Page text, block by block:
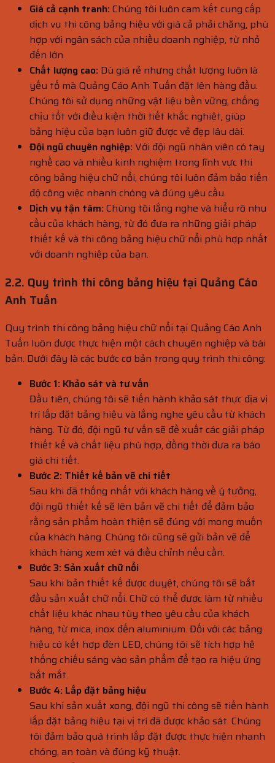
Giá cả cạnh tranh:Chúng tôi luôn cam kết cung cấp
dịch vụ thi công bảng hiệu với giá cả phải chăng, phù
hợp với ngân sách của nhiều doanh nghiệp, từ nhỏ
đến lớn.
Chất lượng cao: Dù giá rẻ nhưng chất lượng luôn là
yếu tố mà Quảng Cáo Anh Tuấn đặt lên hàng đầu.
Chúng tôi sử dụng những vật liệu bền vững, chống
chịu tốt với điều kiện thời tiết khắc nghiệt, giúp
bảng hiệu của bạn luôn giữ được vẻ đẹp lâu dài.
Đội ngũ chuyên nghiệp:Với đội ngũ nhân viên có tay
nghề cao và nhiều kinh nghiệm trong lĩnh vực thi
công bảng hiệu chữ nổi, chúng tôi luôn đảm bảo tiến
độ công việc nhanh chóng và đúng yêu cầu.
Dịch vụ tận tâm:Chúng tôi lắng nghe và hiểu rõ nhu
cầu của khách hàng, từ đó đưa ra những giải pháp
thiết kế và thi công bảng hiệu chữ nổi phù hợp nhất
với doanh nghiệp của bạn.
2.2. Quy trình thi công bảng hiệu tại Quảng Cáo
Anh Tuấn
Quy trình thi công bảng hiệu chữ nổi tại Quảng Cáo Anh
Tuấn luôn được thực hiện một cách chuyên nghiệp và bài
bản. Dưới đây là các bước cơ bản trong quy trình thi công:
Bước 1: Khảo sát và tư vấn
Đầu tiên, chúng tôi sẽ tiến hành khảo sát thực địa vị
trí lắp đặt bảng hiệu và lắng nghe yêu cầu từ khách
hàng. Từ đó, đội ngũ tư vấn sẽ đề xuất các giải pháp
thiết kế và chất liệu phù hợp, đồng thời đưa ra báo
giá chi tiết.
Bước 2: Thiết kế bản vẽ chi tiết
Sau khi đã thống nhất với khách hàng về ý tưởng,
đội ngũ thiết kế sẽ lên bản vẽ chi tiết để đảm bảo
rằng sản phẩm hoàn thiện sẽ đúng với mong muốn
của khách hàng. Chúng tôi cũng sẽ gửi bản vẽ để
khách hàng xem xét và điều chỉnh nếu cần.
Bước 3: Sản xuất chữ nổi
Sau khi bản thiết kế được duyệt, chúng tôi sẽ bắt
đầu sản xuất chữ nổi. Chữ có thể được làm từ nhiều
chất liệu khác nhau tùy theo yêu cầu của khách
hàng, từ mica, inox đến aluminium. Đối với các bảng
hiệu có kết hợp đèn LED, chúng tôi sẽ tích hợp hệ
thống chiếu sáng vào sản phẩm để tạo ra hiệu ứng
bắt mắt.
Bước 4: Lắp đặt bảng hiệu
Sau khi sản xuất xong, đội ngũ thi công sẽ tiến hành
lắp đặt bảng hiệu tại vị trí đã được khảo sát. Chúng
tôi đảm bảo quá trình lắp đặt được thực hiện nhanh
chóng, an toàn và đúng kỹ thuật.